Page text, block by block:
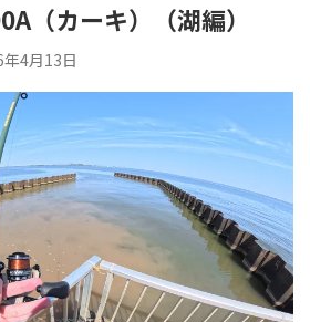
（カーキ）（湖編）
4月13日